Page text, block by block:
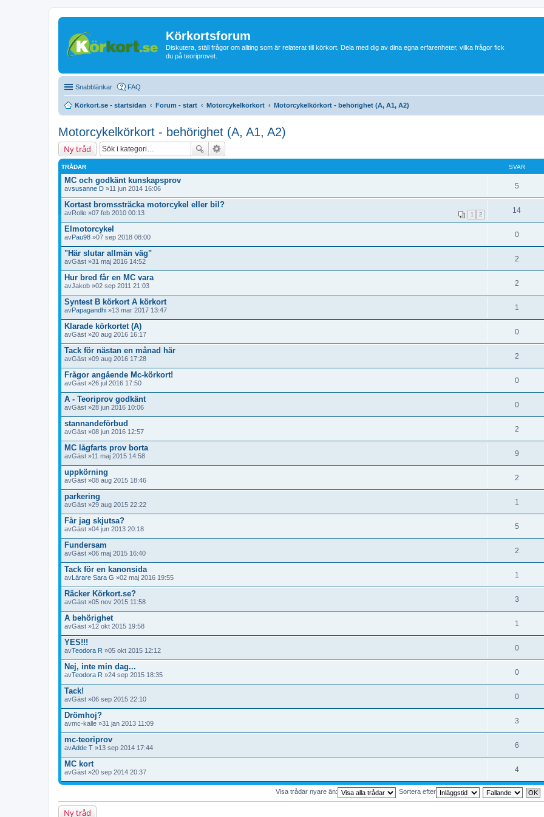
Körkortsforum
Diskutera, ställ frågor om allting som är relaterat till körkort. Dela med dig av dina egna erfarenheter, vilka frågor fick
du på teoriprovet.
Snabblänkar FAQ
Körkort.se - startsidan Forum - start Motorcykelkörkort Motorcykelkörkort - behörighet (A, A1, A2)
Motorcykelkörkort - behörighet (A, A1, A2)
Ny tråd
TRÅDAR SVAR
MC och godkänt kunskapsprov
avsusanne D »11 jun 2014 16:06 5
Kortast bromssträcka motorcykel eller bil?
1 2
avRolle »07 feb 2010 00:13 14
Elmotorcykel
avPau98 »07 sep 2018 08:00 0
"Här slutar allmän väg"
avGäst »31 maj 2016 14:52 2
Hur bred får en MC vara
avJakob »02 sep 2011 21:03 2
Syntest B körkort A körkort
avPapagandhi »13 mar 2017 13:47 1
Klarade körkortet (A)
avGäst »20 aug 2016 16:17 0
Tack för nästan en månad här
avGäst »09 aug 2016 17:28 2
Frågor angående Mc-körkort!
avGäst »26 jul 2016 17:50 0
A - Teoriprov godkänt
avGäst »28 jun 2016 10:06 0
stannandeförbud
avGäst »08 jun 2016 12:57 2
MC lågfarts prov borta
avGäst »11 maj 2015 14:58 9
uppkörning
avGäst »08 aug 2015 18:46 2
parkering
avGäst »29 aug 2015 22:22 1
Får jag skjutsa?
avGäst »04 jun 2013 20:18 5
Fundersam
avGäst »06 maj 2015 16:40 2
Tack för en kanonsida
avLärare Sara G »02 maj 2016 19:55 1
Räcker Körkort.se?
avGäst »05 nov 2015 11:58 3
A behörighet
avGäst »12 okt 2015 19:58 1
YES!!!
avTeodora R »05 okt 2015 12:12 0
Nej, inte min dag...
avTeodora R »24 sep 2015 18:35 0
Tack!
avGäst »06 sep 2015 22:10 0
Drömhoj?
avmc-kalle »31 jan 2013 11:09 3
mc-teoriprov
avAdde T »13 sep 2014 17:44 6
MC kort
avGäst »20 sep 2014 20:37 4
Visa trådar nyare än: Sortera efter
Ny tråd